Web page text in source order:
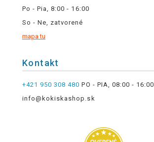
Po - Pia, 8:00 - 16:00
So - Ne, zatvorené
mapa tu
Kontakt
+421 950 308 480 PO - PIA, 08:00 - 16:00
info@kokiskashop.sk